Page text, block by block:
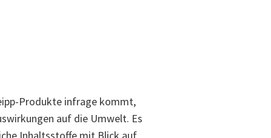
Produkte infrage kommt,
auf die Umwelt. Es
Inhaltsstoffe mit Blick auf